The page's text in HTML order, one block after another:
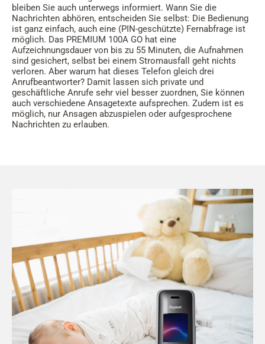
bleiben Sie auch unterwegs informiert. Wann Sie die
Nachrichten abhören, entscheiden Sie selbst: Die Bedienung
ist ganz einfach, auch eine (PIN-geschützte) Fernabfrage ist
möglich. Das PREMIUM 100A GO hat eine
Aufzeichnungsdauer von bis zu 55 Minuten, die Aufnahmen
sind gesichert, selbst bei einem Stromausfall geht nichts
verloren. Aber warum hat dieses Telefon gleich drei
Anrufbeantworter? Damit lassen sich private und
geschäftliche Anrufe sehr viel besser zuordnen, Sie können
auch verschiedene Ansagetexte aufsprechen. Zudem ist es
möglich, nur Ansagen abzuspielen oder aufgesprochene
Nachrichten zu erlauben.